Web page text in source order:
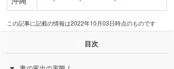
この記事に記載の情報は2022年10月03日時点のものです
目次